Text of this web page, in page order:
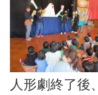
人形劇終了後